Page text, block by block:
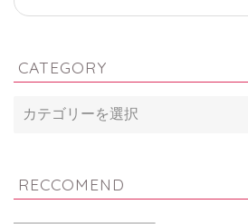
CATEGORY
RECCOMEND